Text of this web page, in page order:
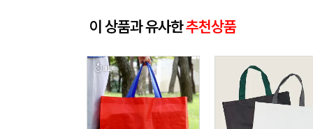
이 상품과 유사한추천상품